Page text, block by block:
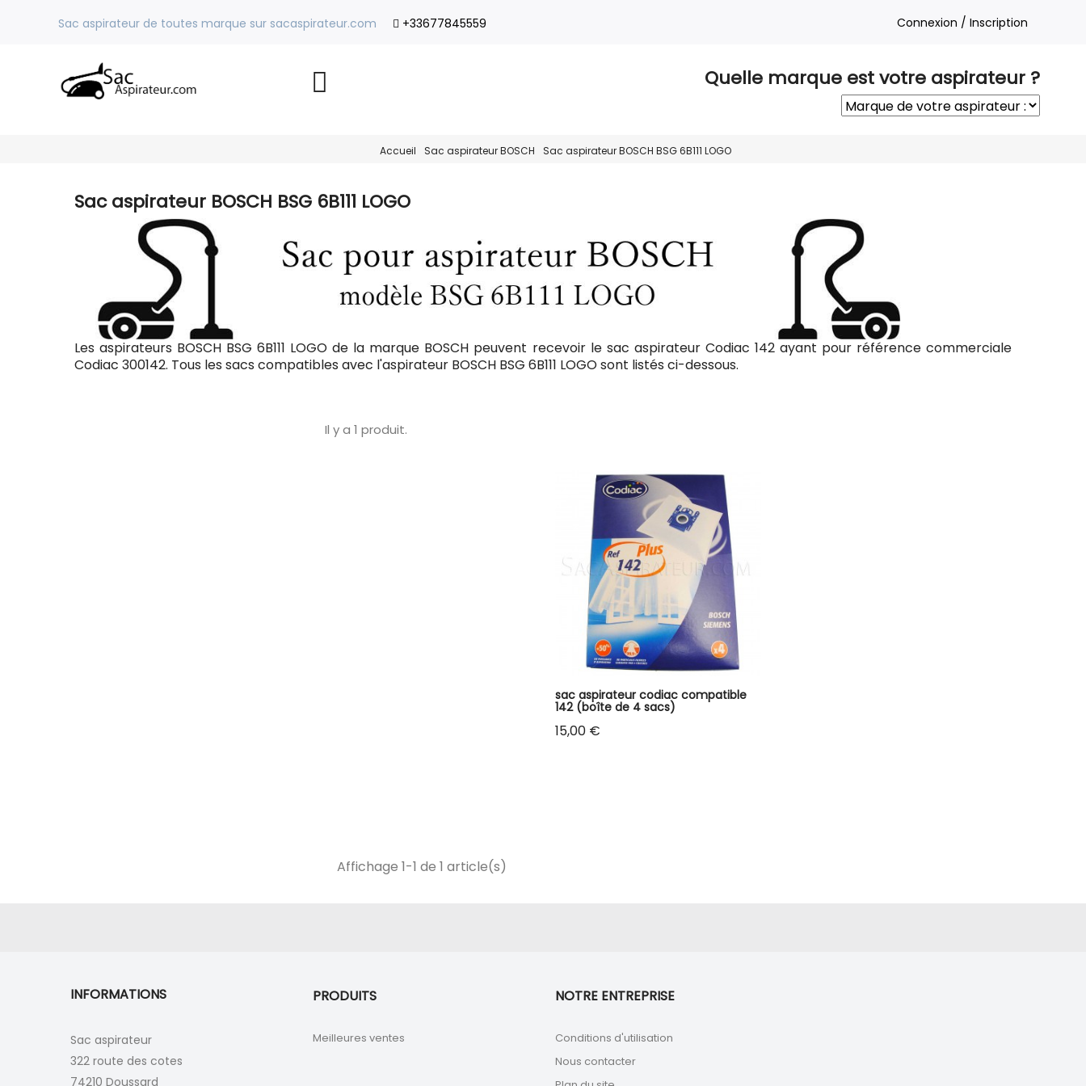
Sac aspirateur de toutes marque sur sacaspirateur.com +33677845559 Connexion / Inscription
Quelle marque est votre aspirateur ?
Accueil Sac aspirateur BOSCH Sac aspirateur BOSCH BSG 6B111 LOGO
Sac aspirateur BOSCH BSG 6B111 LOGO
Les aspirateurs BOSCH BSG 6B111 LOGO de la marque BOSCH peuvent recevoir le sac aspirateur Codiac 142 ayant pour référence commerciale
Codiac 300142. Tous les sacs compatibles avec l'aspirateur BOSCH BSG 6B111 LOGO sont listés ci-dessous.
Il y a 1 produit.
sac aspirateur codiac compatible
142 (boîte de 4 sacs)
Prix
15,00 €
Affichage 1-1 de 1 article(s)
INFORMATIONS
Sac aspirateur
322 route des cotes
74210 Doussard
PRODUITS
Meilleures ventes
NOTRE ENTREPRISE
Conditions d'utilisation
Nous contacter